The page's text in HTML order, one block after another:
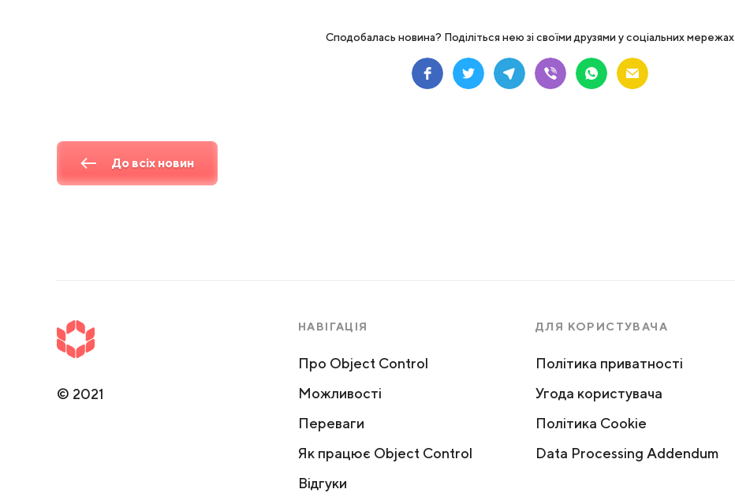
Сподобалась новина? Поділіться нею зі своїми друзями у соціальних мережах
До всіх новин
© 2021
НАВІГАЦІЯ
Про Object Control
Можливості
Переваги
Як працює Object Control
Відгуки
ДЛЯ КОРИСТУВАЧА
Політика приватності
Угода користувача
Політика Cookie
Data Processing Addendum